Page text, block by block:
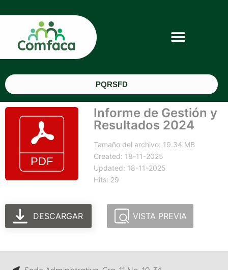
PQRSFD
Informe de Gestión y
Resultados 2024
Tamaño del archivo: 19.34 MB
Created: 18-11-2025
Updated: 18-11-2025
Hits: 29
DESCARGAR VISTA PREVIA